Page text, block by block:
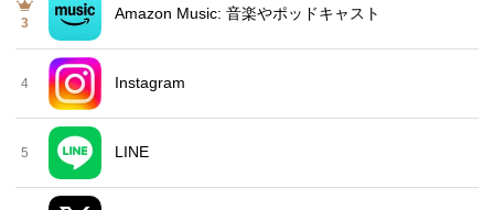
3
Amazon Music: 音楽やポッドキャスト
4 Instagram
5 LINE